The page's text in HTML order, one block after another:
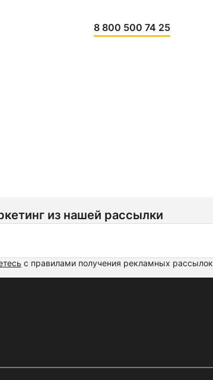
8 800 500 74 25
из нашей рассылки
с правилами получения рекламных рассылок